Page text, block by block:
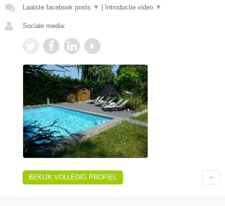
Laatste facebook posts ▼ Introductie video ▼
Sociale media:
BEKIJK VOLLEDIG PROFIEL